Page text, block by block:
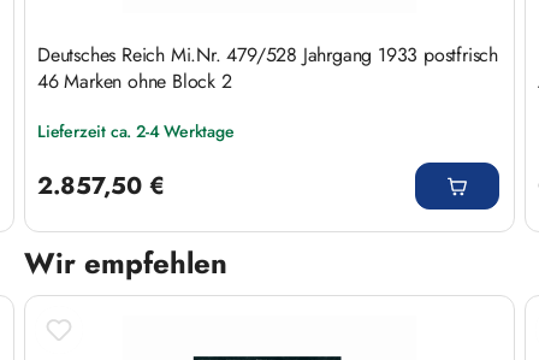
Deutsches Reich Mi.Nr. 479/528 Jahrgang 1933 postfrisch
46 Marken ohne Block 2
Lieferzeit ca. 2-4 Werktage
2.857,50 €
Wir empfehlen
Produktgalerie überspringen